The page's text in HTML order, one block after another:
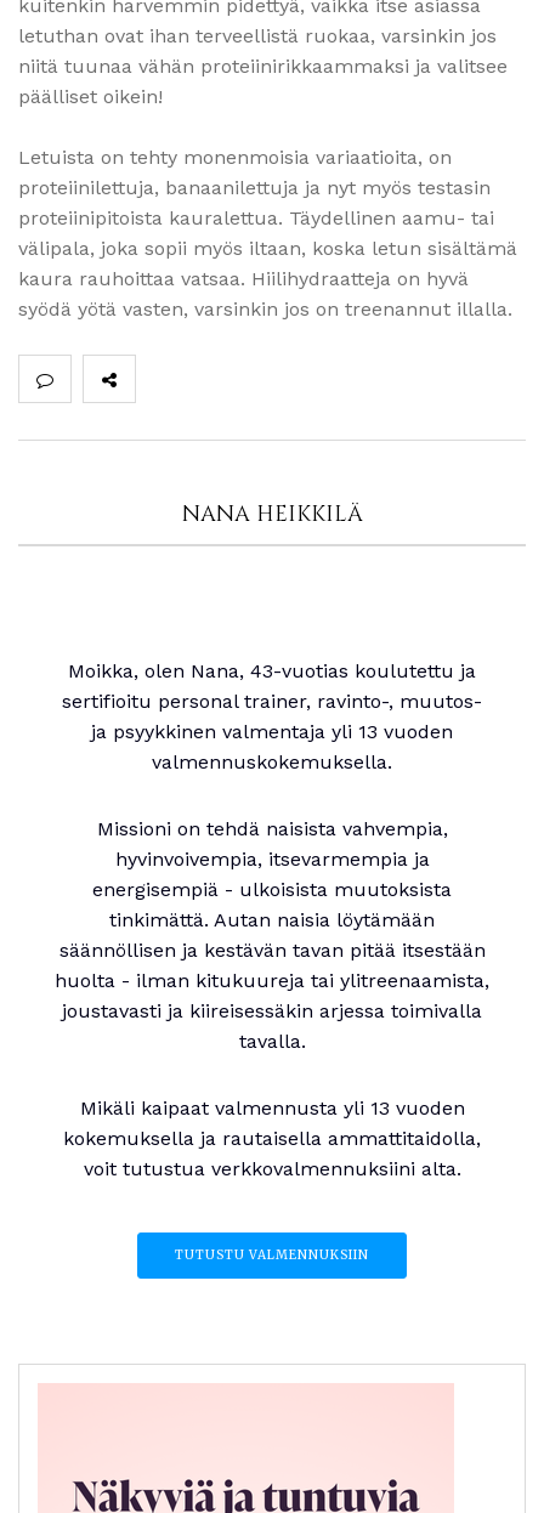
kuitenkin harvemmin pidettyä, vaikka itse asiassa
letuthan ovat ihan terveellistä ruokaa, varsinkin jos
niitä tuunaa vähän proteiinirikkaammaksi ja valitsee
päälliset oikein!
Letuista on tehty monenmoisia variaatioita, on
proteiinilettuja, banaanilettuja ja nyt myös testasin
proteiinipitoista kauralettua. Täydellinen aamu- tai
välipala, joka sopii myös iltaan, koska letun sisältämä
kaura rauhoittaa vatsaa. Hiilihydraatteja on hyvä
syödä yötä vasten, varsinkin jos on treenannut illalla.
NANA HEIKKILÄ
Moikka, olen Nana, 43-vuotias koulutettu ja
sertifioitu personal trainer, ravinto-, muutos-
ja psyykkinen valmentaja yli 13 vuoden
valmennuskokemuksella.
Missioni on tehdä naisista vahvempia,
hyvinvoivempia, itsevarmempia ja
energisempiä - ulkoisista muutoksista
tinkimättä. Autan naisia löytämään
säännöllisen ja kestävän tavan pitää itsestään
huolta - ilman kitukuureja tai ylitreenaamista,
joustavasti ja kiireisessäkin arjessa toimivalla
tavalla.
Mikäli kaipaat valmennusta yli 13 vuoden
kokemuksella ja rautaisella ammattitaidolla,
voit tutustua verkkovalmennuksiini alta.
TUTUSTU VALMENNUKSIIN